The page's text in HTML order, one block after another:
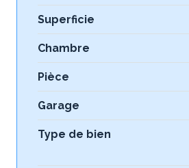
Superficie
Chambre
Pièce
Garage
Type de bien